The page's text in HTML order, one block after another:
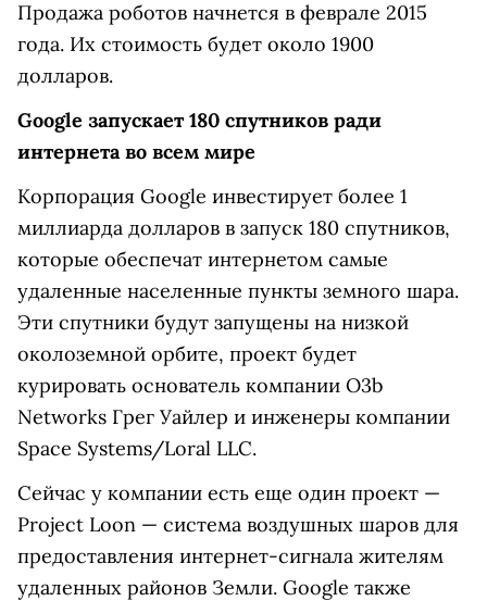
Продажа роботов начнется в феврале 2015
года. Их стоимость будет около 1900
долларов.
Google запускает 180 спутников ради
интернета во всем мире
Корпорация Google инвестирует более 1
миллиарда долларов в запуск 180 спутников,
которые обеспечат интернетом самые
удаленные населенные пункты земного шара.
Эти спутники будут запущены на низкой
околоземной орбите, проект будет
курировать основатель компании O3b
Networks Грег Уайлер и инженеры компании
Space Systems/Loral LLC.
Сейчас у компании есть еще один проект —
Project Loon — система воздушных шаров для
предоставления интернет-сигнала жителям
удаленных районов Земли. Google также